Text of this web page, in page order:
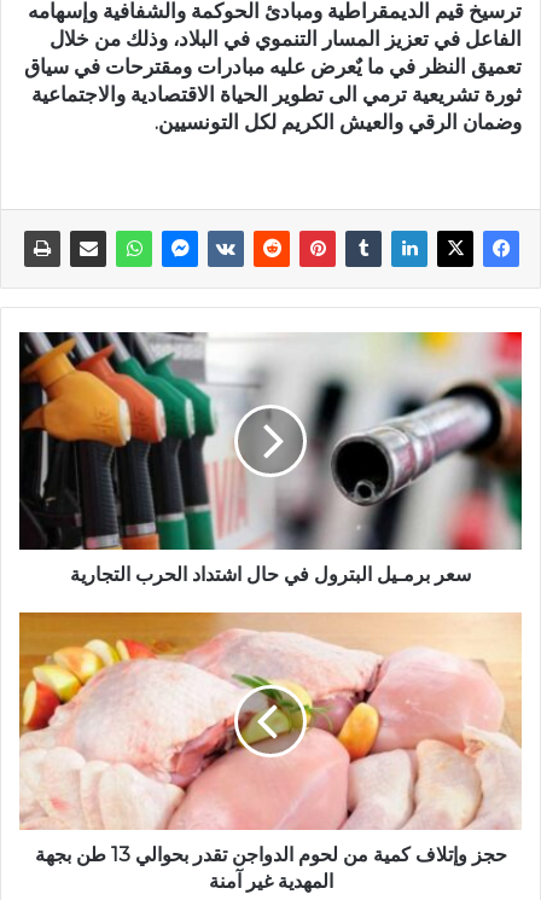
ترسيخ قيم الديمقراطية ومبادئ الحوكمة والشفافية وإسهامه
الفاعل في تعزيز المسار التنموي في البلاد، وذلك من خلال
تعميق النظر في ما يٌعرض عليه مبادرات ومقترحات في سياق
ثورة تشريعية ترمي الى تطوير الحياة الاقتصادية والاجتماعية
وضمان الرقي والعيش الكريم لكل التونسيين.
سعر برمـيل البترول في حال اشتداد الحرب التجارية
حجز وإتلاف كمية من لحوم الدواجن تقدر بحوالي 13 طن بجهة
المهدية غير آمنة